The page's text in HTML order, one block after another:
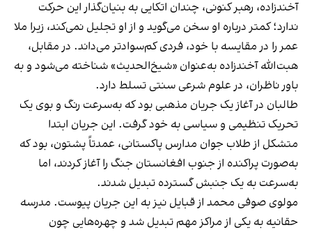
آخندزاده، رهبر کنونی، چندان اتکایی به بنیان‌گذار این حرکت
ندارد؛ کمتر درباره او سخن می‌گوید و از او تجلیل نمی‌کند، زیرا ملا
عمر را در مقایسه با خود، فردی کم‌سوادتر می‌داند. در مقابل،
هبت‌الله آخندزاده به‌عنوان «شیخ‌الحدیث» شناخته می‌شود و به
باور ناظران، در علوم شرعی سنتی تسلط دارد.
طالبان در آغاز یک جریان مذهبی بود که به‌سرعت رنگ و بوی یک
تحریک تنظیمی و سیاسی به خود گرفت. این جریان ابتدا
متشکل از طلاب جوان مدارس پاکستانی، عمدتاً پشتون، بود که
به‌صورت پراکنده از جنوب افغانستان جنگ را آغاز کردند، اما
به‌سرعت به یک جنبش گسترده تبدیل شدند.
مولوی صوفی محمد از قبایل نیز به این جریان پیوست. مدرسه
حقانیه به یکی از مراکز مهم تبدیل شد و چهره‌هایی چون